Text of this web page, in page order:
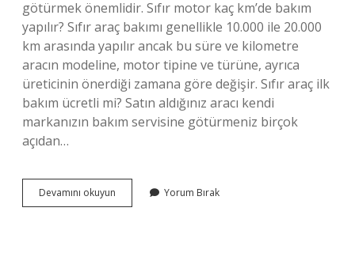
götürmek önemlidir. Sıfır motor kaç km’de bakım
yapılır? Sıfır araç bakımı genellikle 10.000 ile 20.000
km arasında yapılır ancak bu süre ve kilometre
aracın modeline, motor tipine ve türüne, ayrıca
üreticinin önerdiği zamana göre değişir. Sıfır araç ilk
bakım ücretli mi? Satın aldığınız aracı kendi
markanızın bakım servisine götürmeniz birçok
açıdan…
Devamını okuyun
Aracın
Yorum Bırak